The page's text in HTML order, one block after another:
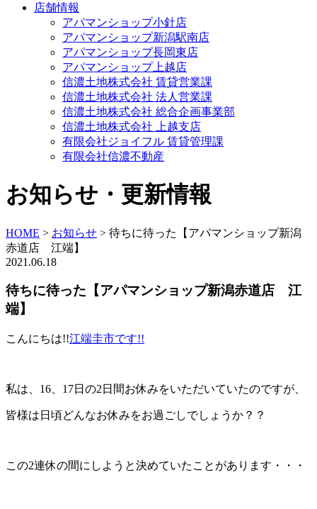
店舗情報
アパマンショップ小針店
アパマンショップ新潟駅南店
アパマンショップ長岡東店
アパマンショップ上越店
信濃土地株式会社 賃貸営業課
信濃土地株式会社 法人営業課
信濃土地株式会社 総合企画事業部
信濃土地株式会社 上越支店
有限会社ジョイフル 賃貸管理課
有限会社信濃不動産
お知らせ・更新情報
HOME > お知らせ > 待ちに待った【アパマンショップ新潟
赤道店 江端】
2021.06.18
待ちに待った【アパマンショップ新潟赤道店 江
端】
こんにちは!!江端圭市です!!
私は、16、17日の2日間お休みをいただいていたのですが、
皆様は日頃どんなお休みをお過ごしでしょうか？？
この2連休の間にしようと決めていたことがあります・・・